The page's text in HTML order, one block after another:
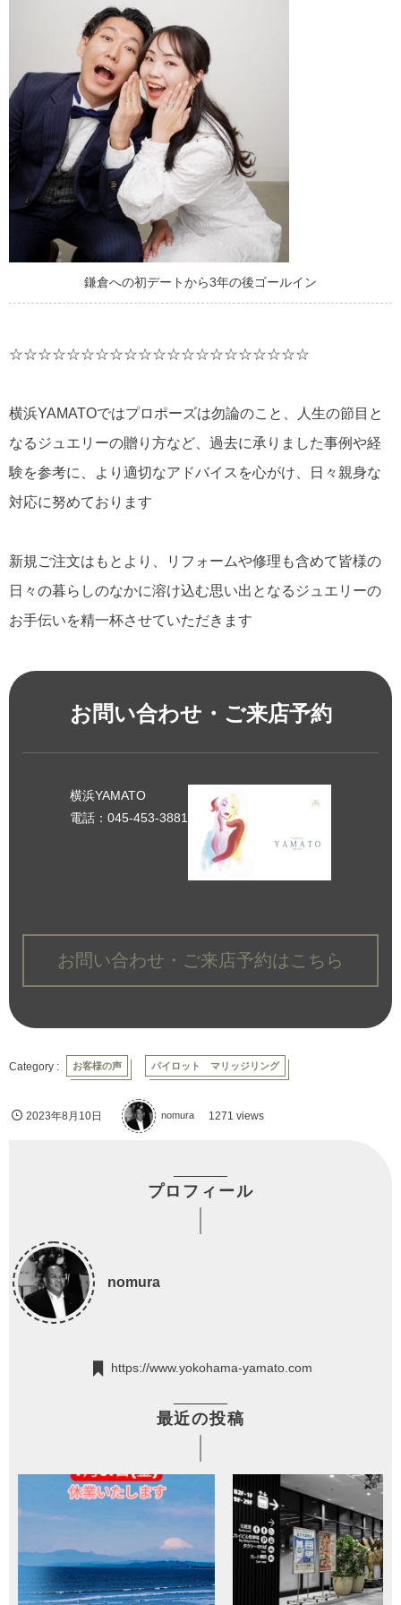
鎌倉への初デートから3年の後ゴールイン
☆☆☆☆☆☆☆☆☆☆☆☆☆☆☆☆☆☆☆☆☆
横浜YAMATOではプロポーズは勿論のこと、人生の節目と
なるジュエリーの贈り方など、過去に承りました事例や経
験を参考に、より適切なアドバイスを心がけ、日々親身な
対応に努めております
新規ご注文はもとより、リフォームや修理も含めて皆様の
日々の暮らしのなかに溶け込む思い出となるジュエリーの
お手伝いを精一杯させていただきます
お問い合わせ・ご来店予約
横浜YAMATO
電話：045-453-3881
お問い合わせ・ご来店予約はこちら
お客様の声 パイロット マリッジリング
2023年8月10日 nomura 1271 views
プロフィール
nomura
https://www.yokohama-yamato.com
最近の投稿